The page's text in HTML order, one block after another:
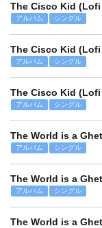
The Cisco Kid
アルバム シングル
The Cisco Kid
アルバム シングル
The Cisco Kid
アルバム シングル
The World is a
アルバム シングル
The World is a
アルバム シングル
The World is a